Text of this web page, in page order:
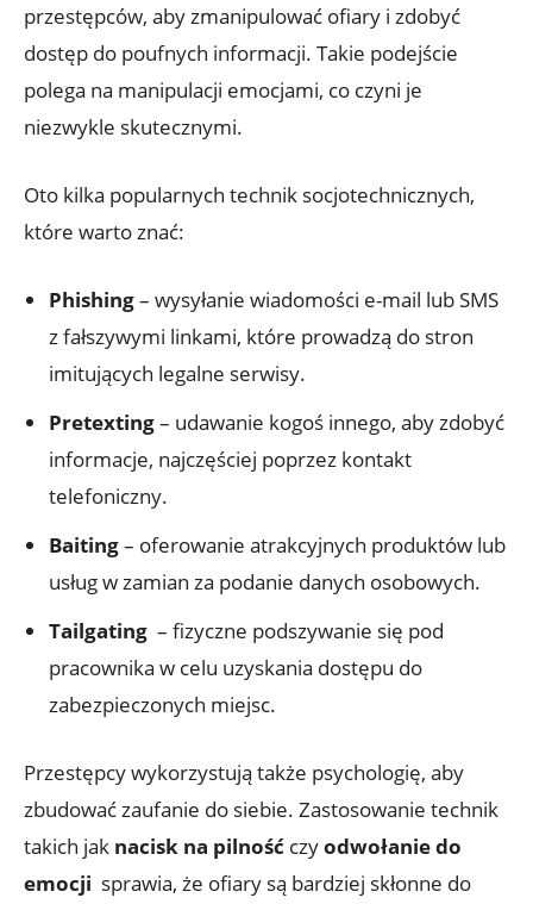
przestępców, ⁣aby⁤ zmanipulować ofiary i zdobyć
dostęp‌ do poufnych informacji.‌ Takie podejście⁢
polega‌ na manipulacji ⁤emocjami, co czyni je
niezwykle skutecznymi.
Oto kilka popularnych‍ technik socjotechnicznych,
które ‌warto⁤ znać:
Phishing– ​wysyłanie‍ wiadomości ⁣e-mail⁤ lub SMS⁣
z ⁤fałszywymi linkami,⁣ które prowadzą ⁤do stron
imitujących⁤ legalne serwisy.
Pretexting– udawanie kogoś innego, ⁣aby zdobyć
informacje, ⁣najczęściej poprzez kontakt⁤
telefoniczny.
Baiting‌– oferowanie‍ atrakcyjnych⁢ produktów lub‍
usług w ‌zamian za podanie danych osobowych.
Tailgating ‌ – fizyczne podszywanie się pod
pracownika w celu uzyskania dostępu do
zabezpieczonych miejsc.
Przestępcy wykorzystują także psychologię, aby​
zbudować‌ zaufanie do ⁣siebie. Zastosowanie technik
takich ‌jak nacisk na pilność czy‍odwołanie do⁤
emocji ​ sprawia, że ofiary są bardziej ​skłonne ‍do